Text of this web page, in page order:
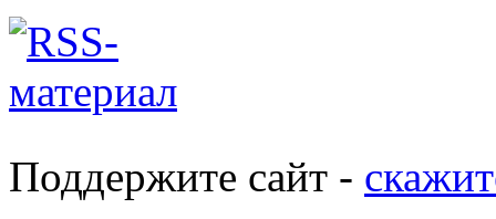
Поддержите сайт -